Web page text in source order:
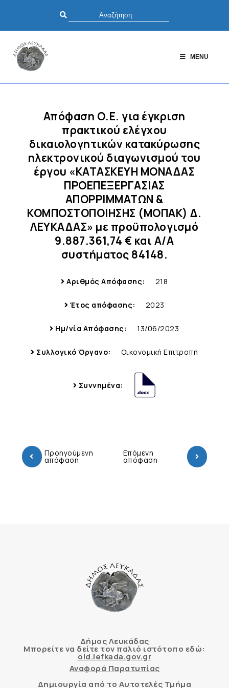
MENU
Απόφαση Ο.Ε. για έγκριση
πρακτικού ελέγχου
δικαιολογητικών κατακύρωσης
ηλεκτρονικού διαγωνισμού του
έργου «ΚΑΤΑΣΚΕΥΗ ΜΟΝΑΔΑΣ
ΠΡΟΕΠΕΞΕΡΓΑΣΙΑΣ
ΑΠΟΡΡΙΜΜΑΤΩΝ &
ΚΟΜΠΟΣΤΟΠΟΙΗΣΗΣ (ΜΟΠΑΚ) Δ.
ΛΕΥΚΑΔΑΣ» με προϋπολογισμό
9.887.361,74 € και Α/Α
συστήματος 84148.
Αριθμός Απόφασης: 218
Έτος απόφασης: 2023
Ημ/νία Απόφασης: 13/06/2023
Συλλογικό Όργανο: Οικονομική Επιτροπή
Συννημένα:
Προηγούμενη
απόφαση
Επόμενη
απόφαση
Δήμος Λευκάδας
Μπορείτε να δείτε τον παλιό ιστότοπο εδώ:
old.lefkada.gov.gr
Αναφορά Παρατυπίας
Δημιουργία από το Αυτοτελές Τμήμα